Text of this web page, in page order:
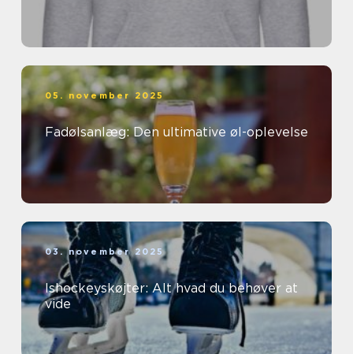
05. november 2025
Fadølsanlæg: Den ultimative øl-oplevelse
03. november 2025
Ishockeyskøjter: Alt hvad du behøver at
vide